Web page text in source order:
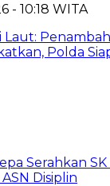
- 10:18 WITA
Laut:
Polda
Serahkan
Disiplin